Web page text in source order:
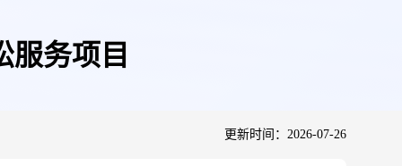
服务项目
更新时间：2026-07-26